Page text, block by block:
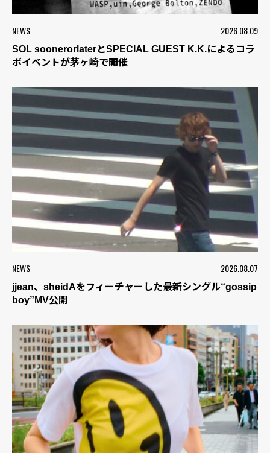
NEWS 2026.08.09
SOL soonerorlaterとSPECIAL GUEST K.K.によるコラ
ボイベントが茅ヶ崎で開催
NEWS 2026.08.07
jjean、sheidAをフィーチャーした最新シングル“gossip
boy”MV公開